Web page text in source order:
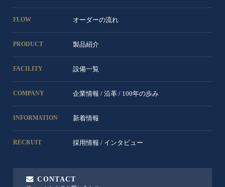
FLOW オーダーの流れ
PRODUCT 製品紹介
FACILITY 設備一覧
COMPANY 企業情報 / 沿革 / 100年の歩み
INFORMATION 新着情報
RECRUIT 採用情報 / インタビュー
CONTACT